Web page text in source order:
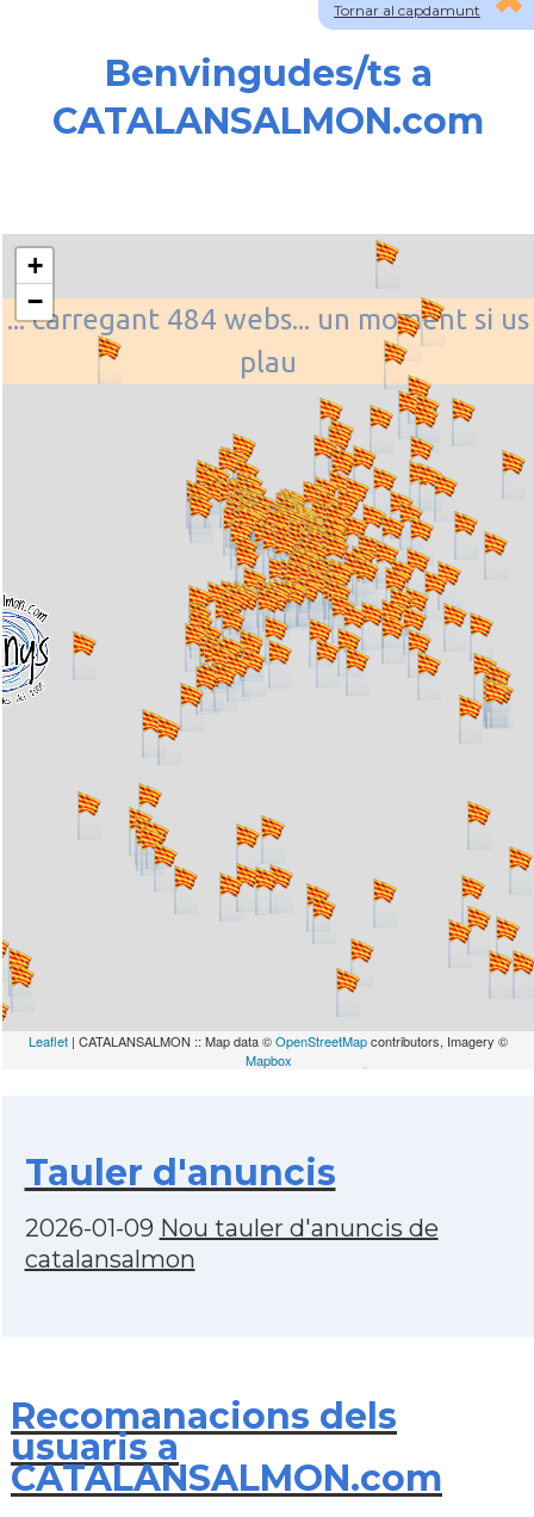
Tornar al capdamunt
Benvingudes/ts a
CATALANSALMON.com
... carregant 484 webs... un moment si us
plau
+
−
Leaflet | CATALANSALMON :: Map data ©OpenStreetMapcontributors, Imagery ©
Mapbox
Tauler d'anuncis
2026-01-09 Nou tauler d'anuncis de
catalansalmon
Recomanacions dels
usuaris a
CATALANSALMON.com